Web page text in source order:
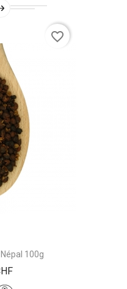
100g
Prix
favorite_border